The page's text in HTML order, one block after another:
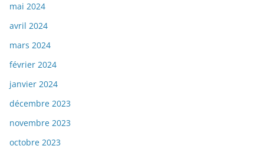
mai 2024
avril 2024
mars 2024
février 2024
janvier 2024
décembre 2023
novembre 2023
octobre 2023